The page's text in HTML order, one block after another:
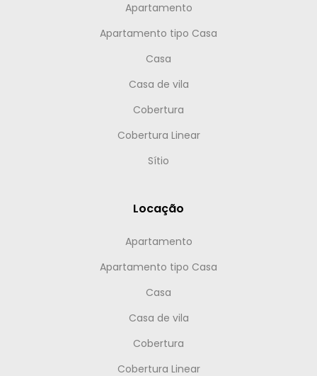
Apartamento
Apartamento tipo Casa
Casa
Casa de vila
Cobertura
Cobertura Linear
Sítio
Locação
Apartamento
Apartamento tipo Casa
Casa
Casa de vila
Cobertura
Cobertura Linear